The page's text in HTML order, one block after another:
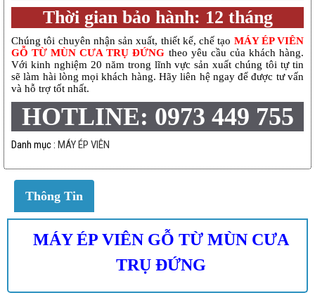
Thời gian bảo hành: 12 tháng
Chúng tôi chuyên nhận sản xuất, thiết kế, chế tạo MÁY ÉP VIÊN
GỖ TỪ MÙN CƯA TRỤ ĐỨNG theo yêu cầu của khách hàng.
Với kinh nghiệm 20 năm trong lĩnh vực sản xuất chúng tôi tự tin
sẽ làm hài lòng mọi khách hàng. Hãy liên hệ ngay để được tư vấn
và hỗ trợ tốt nhất.
HOTLINE: 0973 449 755
Danh mục : MÁY ÉP VIÊN
Thông Tin
MÁY ÉP VIÊN GỖ TỪ MÙN CƯA
TRỤ ĐỨNG